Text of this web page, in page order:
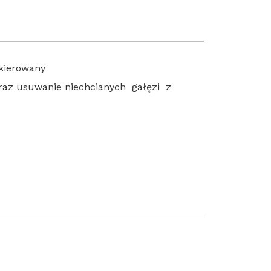
usuwanie niechcianych gałęzi z